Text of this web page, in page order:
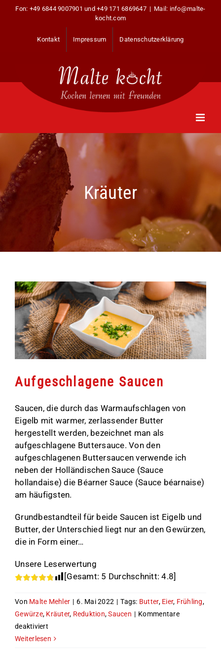
ZumFon: +49 6844 9007901 und+49 171 6869647 | Mail: info@malte-
kocht.com
Kontakt Impressum Datenschutzerklärung
Kräuter
Aufgeschlagene Saucen
Saucen, die durch das Warmaufschlagen von
Eigelb mit warmer, zerlassender Butter
hergestellt werden, bezeichnet man als
aufgeschlagene Buttersauce. Von den
aufgeschlagenen Buttersaucen verwende ich
neben der Holländischen Sauce (Sauce
hollandaise) die Béarner Sauce (Sauce béarnaise)
am häufigsten.
Grundbestandteil für beide Saucen ist Eigelb und
Butter, der Unterschied liegt nur an den Gewürzen,
die in Form einer…
Unsere Leserwertung
[Gesamt: 5 Durchschnitt:4.8]
Von Malte Mehler | 6. Mai 2022 | Tags: Butter, Eier, Frühling,
Gewürze, Kräuter, Reduktion,Saucen | Kommentare
deaktiviertfür
Aufgeschlagene
Weiterlesen